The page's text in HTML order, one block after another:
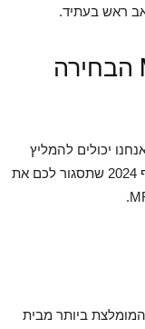
ראש בעתיד.
MFC-L2980DW Brother הבחירה
יכולים להמליץ
לכם על מדפסת חדשה שיצאה רק לקראת סוף 2024 שתסגור לכם את
ביותר מבית